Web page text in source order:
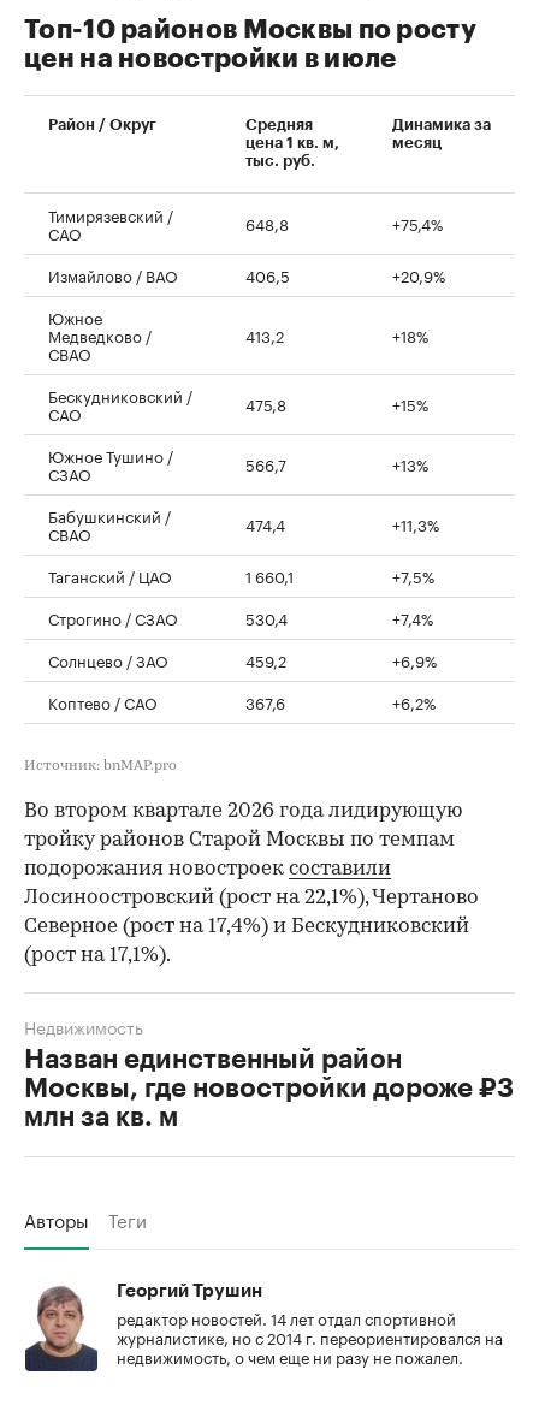
00:00 / 00:00
Топ-10 районов Москвы по росту
цен на новостройки в июле
Район / Округ
Средняя
цена 1 кв. м,
тыс. руб.
Динамика за
месяц
Тимирязевский /
САО 648,8 +75,4%
Измайлово / ВАО 406,5
+20,9%
Южное
Медведково /
СВАО
413,2 +18%
Бескудниковский /
САО 475,8 +15%
Южное Тушино /
СЗАО 566,7 +13%
Бабушкинский /
СВАО 474,4 +11,3%
Таганский / ЦАО 1 660,1
+7,5%
Строгино / СЗАО
530,4
+7,4%
Солнцево / ЗАО
459,2
+6,9%
Коптево / САО
367,6 +6,2%
Источник: bnMAP.pro
Во втором квартале 2026 года лидирующую
тройку районов Старой Москвы по темпам
подорожания новостроек составили
Лосиноостровский (рост на 22,1%), Чертаново
Северное (рост на 17,4%) и Бескудниковский
(рост на 17,1%).
Назван единственный район
Москвы, где новостройки дороже ₽3
млн за кв. м
Недвижимость
Авторы Теги
Георгий Трушин
редактор новостей. 14 лет отдал спортивной
журналистике, но с 2014 г. переориентировался на
недвижимость, о чем еще ни разу не пожалел.